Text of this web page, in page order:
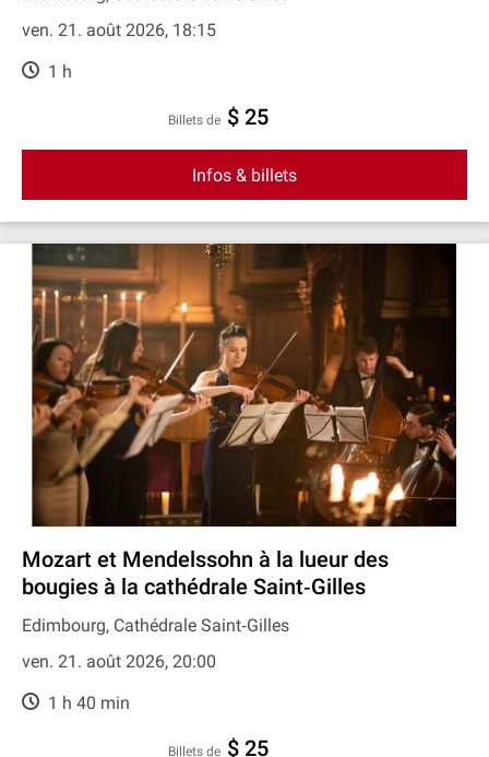
ven. 21. août 2026, 18:15
1 h
Billets de $ 25
Infos & billets
Mozart et Mendelssohn à la lueur des
bougies à la cathédrale Saint‐Gilles
Edimbourg, Cathédrale Saint‐Gilles
ven. 21. août 2026, 20:00
1 h 40 min
Billets de $ 25